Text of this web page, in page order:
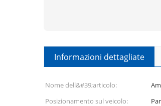
Informazioni dettagliate
Nome dell&#39;articolo:
Posizionamento sul veicolo: